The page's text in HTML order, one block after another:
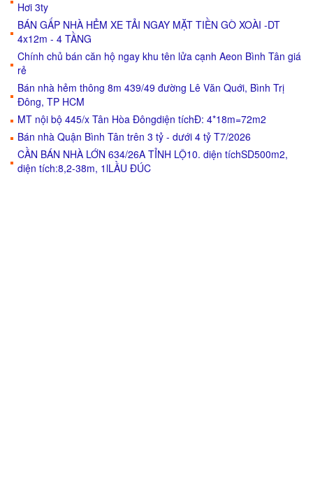
Hơi 3ty
BÁN GẤP NHÀ HẺM XE TẢI NGAY MẶT TIỀN GÒ XOÀI -DT
4x12m - 4 TẦNG
Chính chủ bán căn hộ ngay khu tên lửa cạnh Aeon Bình Tân giá
rẻ
Bán nhà hẻm thông 8m 439/49 đường Lê Văn Quới, Bình Trị
Đông, TP HCM
MT nội bộ 445/x Tân Hòa Đôngdiện tíchĐ: 4*18m=72m2
Bán nhà Quận Bình Tân trên 3 tỷ - dưới 4 tỷ T7/2026
CẦN BÁN NHÀ LỚN 634/26A TỈNH LỘ10. diện tíchSD500m2,
diện tích:8,2-38m, 1lLẦU ĐÚC